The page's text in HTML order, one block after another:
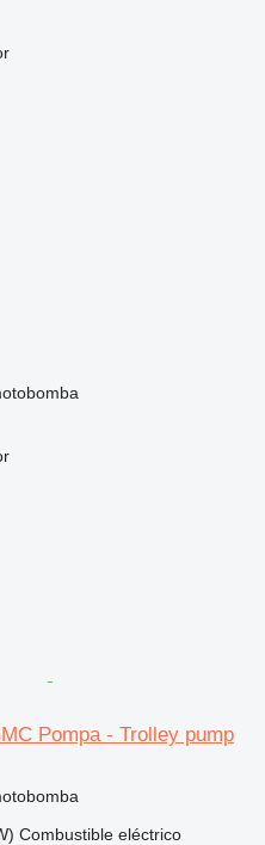
Pompa - Trolley pump
Combustible eléctrico